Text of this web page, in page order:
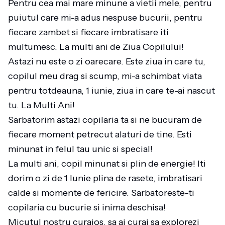
Pentru cea mai mare minune a vietii mele, pentru
puiutul care mi-a adus nespuse bucurii, pentru
fiecare zambet si fiecare imbratisare iti
multumesc. La multi ani de Ziua Copilului!
Astazi nu este o zi oarecare. Este ziua in care tu,
copilul meu drag si scump, mi-a schimbat viata
pentru totdeauna, 1 iunie, ziua in care te-ai nascut
tu. La Multi Ani!
Sarbatorim astazi copilaria ta si ne bucuram de
fiecare moment petrecut alaturi de tine. Esti
minunat in felul tau unic si special!
La multi ani, copil minunat si plin de energie! Iti
dorim o zi de 1 Iunie plina de rasete, imbratisari
calde si momente de fericire. Sarbatoreste-ti
copilaria cu bucurie si inima deschisa!
Micutul nostru curajos, sa ai curaj sa explorezi